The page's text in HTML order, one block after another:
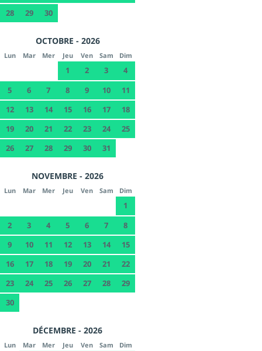
28
29 30
OCTOBRE - 2026
Lun Mar Mer Jeu Ven Sam Dim
1 2 3
4
5
6 7 8 9 10
11
12
13 14 15 16 17
18
19
20 21 22 23 24
25
26
27 28 29 30 31
NOVEMBRE - 2026
Lun Mar Mer Jeu Ven Sam Dim
1
2
3 4 5 6 7
8
9
10 11 12 13 14
15
16
17 18 19 20 21
22
23
24 25 26 27 28
29
30
DÉCEMBRE - 2026
Lun Mar Mer Jeu Ven Sam Dim